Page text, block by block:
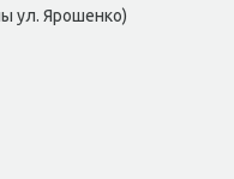
ул. Ярошенко)